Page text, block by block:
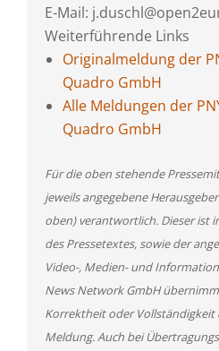
E-Mail:
Weiterführende Links
Originalmeldung der
Quadro GmbH
Alle Meldungen der
Quadro GmbH
Für die oben stehende
jeweils angegebene
oben) verantwortlich. Dieser ist
des Pressetextes, sowie der
Video-, Medien- und
News Network GmbH
Korrektheit oder Vollständigkeit
Meldung. Auch bei